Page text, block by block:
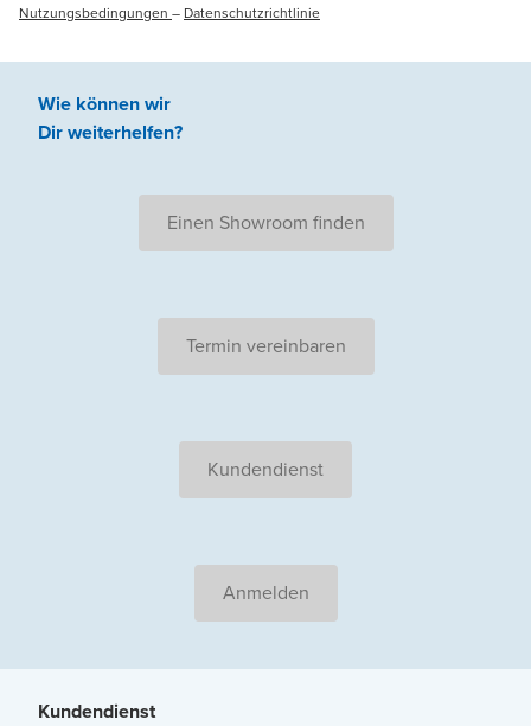
Nutzungsbedingungen – Datenschutzrichtlinie
Wie können wir
Dir weiterhelfen?
Einen Showroom finden
Termin vereinbaren
Kundendienst
Anmelden
Kundendienst